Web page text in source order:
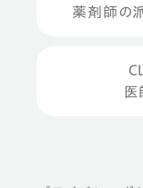
薬剤師の